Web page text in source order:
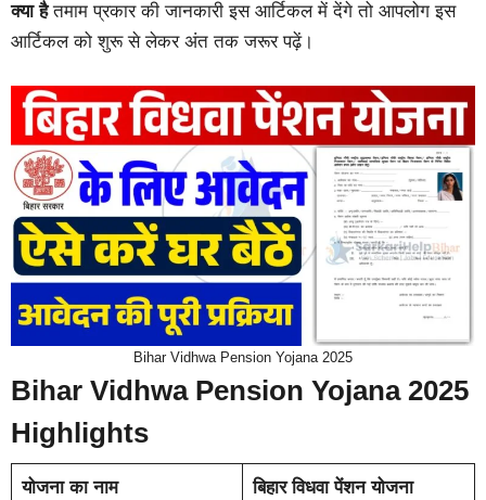
क्या हैतमाम प्रकार की जानकारी इस आर्टिकल में देंगे तो आपलोग इस
आर्टिकल को शुरू से लेकर अंत तक जरूर पढ़ें।
Bihar Vidhwa Pension Yojana 2025
Bihar Vidhwa Pension Yojana 2025
Highlights
योजना का नाम बिहार विधवा पेंशन योजना